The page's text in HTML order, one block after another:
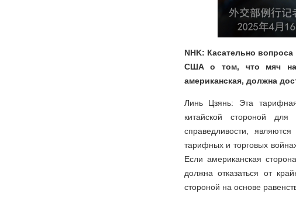
NHK: Касательно
США о том, что мяч
американская, должна
Линь Цзянь: Эта
китайской стороной
справедливости,
тарифных и торговых
Если американская
должна отказаться от
стороной на основе